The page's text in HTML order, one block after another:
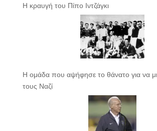
Η κραυγή του Πίπο Ιντζάγκι
Η ομάδα που αψήφησε το θάνατο για να
τους Ναζί